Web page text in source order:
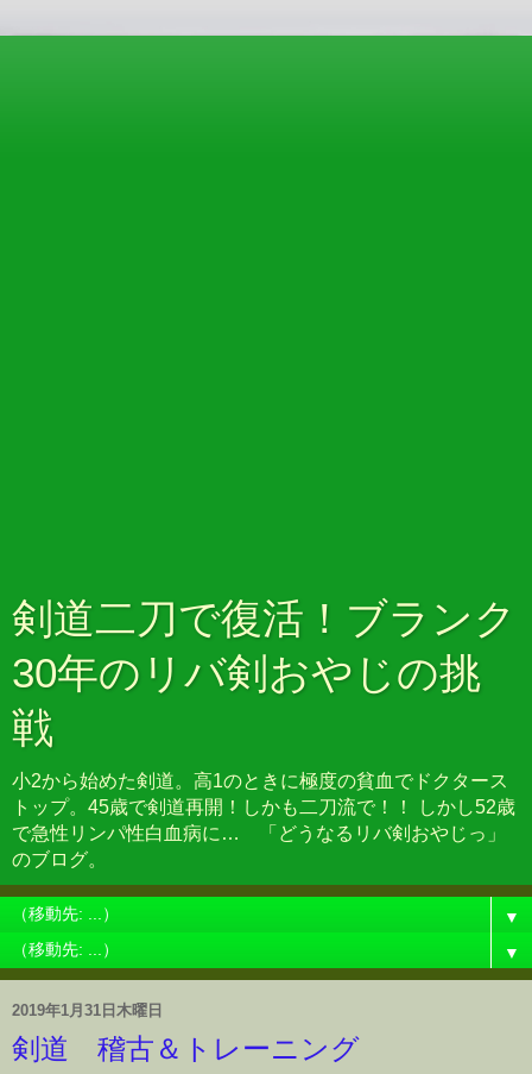
剣道二刀で復活！ブランク
30年のリバ剣おやじの挑
戦
小2から始めた剣道。高1のときに極度の貧血でドクタース
トップ。45歳で剣道再開！しかも二刀流で！！ しかし52歳
で急性リンパ性白血病に… 「どうなるリバ剣おやじっ」
のブログ。
▼
▼
2019年1月31日木曜日
剣道 稽古＆トレーニング